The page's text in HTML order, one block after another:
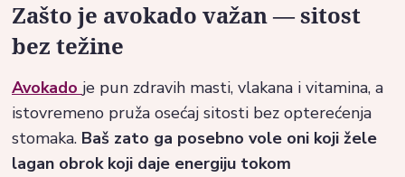
Zašto je avokado važan — sitost
bez težine
Avokado je pun zdravih masti, vlakana i vitamina, a
istovremeno pruža osećaj sitosti bez opterećenja
stomaka. Baš zato ga posebno vole oni koji žele
lagan obrok koji daje energiju tokom